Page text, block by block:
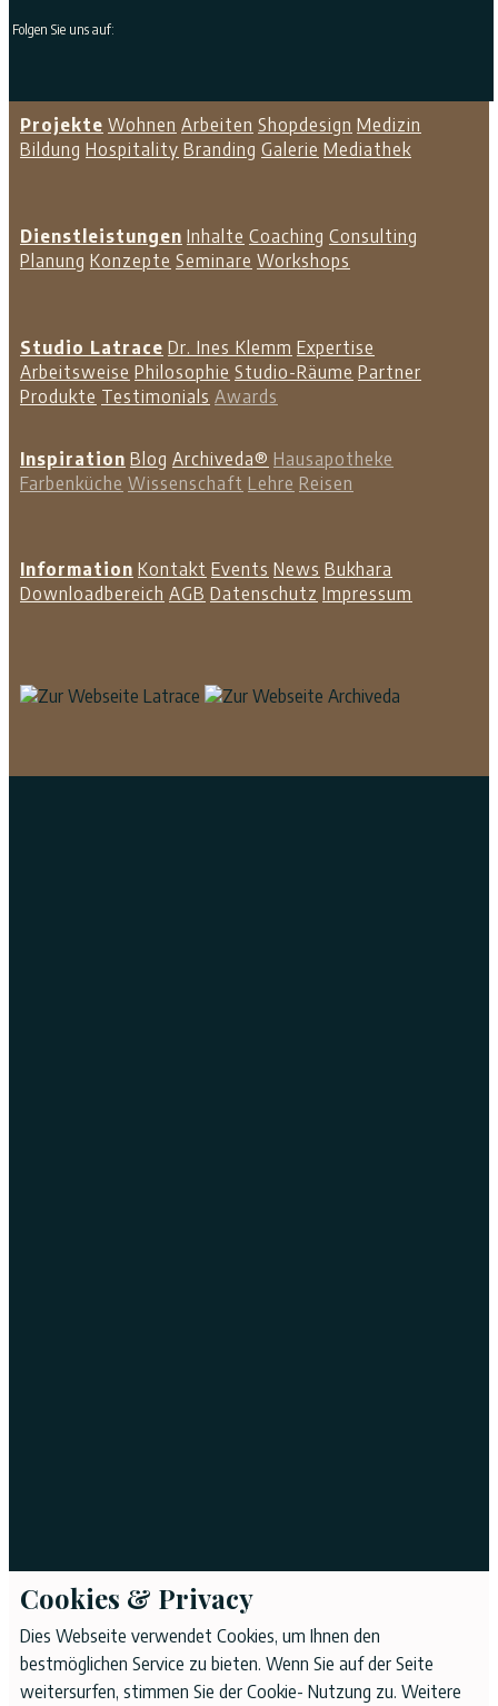
Folgen Sie uns auf:
Projekte Wohnen Arbeiten Shopdesign Medizin
Bildung Hospitality Branding Galerie Mediathek
Dienstleistungen Inhalte Coaching Consulting
Planung Konzepte Seminare Workshops
Studio Latrace Dr. Ines Klemm Expertise
Arbeitsweise Philosophie Studio-Räume Partner
Produkte Testimonials Awards
Inspiration Blog Archiveda® Hausapotheke
Farbenküche Wissenschaft Lehre Reisen
Information Kontakt Events News Bukhara
Downloadbereich AGB Datenschutz Impressum
Cookies & Privacy
Dies Webseite verwendet Cookies, um Ihnen den
bestmöglichen Service zu bieten. Wenn Sie auf der Seite
weitersurfen, stimmen Sie der Cookie- Nutzung zu. Weitere